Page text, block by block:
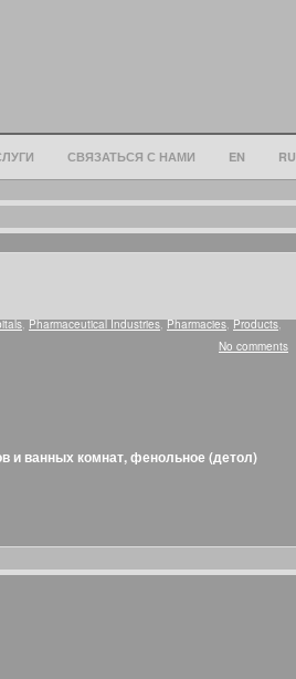
СВЯЗАТЬСЯ С НАМИ EN RU
,Pharmaceutical Industries,Pharmacies,Products,
No comments
ванных комнат, фенольное (детол)